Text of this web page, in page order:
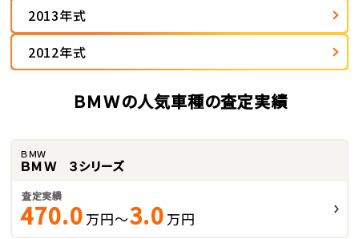
2013年式
2012年式
ＢＭＷの人気車種の査定実績
ＢＭＷ
ＢＭＷ ３シリーズ
査定実績
470.0 万円～3.0 万円